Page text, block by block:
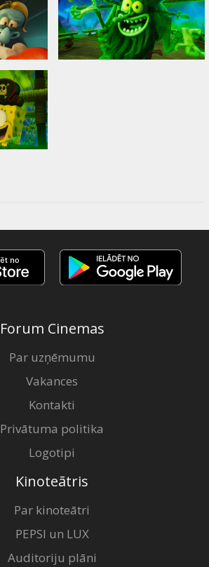
Forum Cinemas
Par uzņēmumu
Vakances
Kontakti
Privātuma politika
Logotipi
Kinoteātris
Par kinoteātri
PEPSI un LUX
Auditoriju plāni